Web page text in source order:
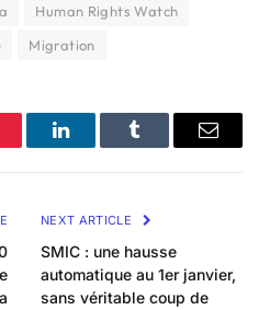
Human Rights Watch
Migration
LinkedInTumblr Email
NEXT ARTICLE
SMIC : une hausse
automatique au 1er janvier,
sans véritable coup de